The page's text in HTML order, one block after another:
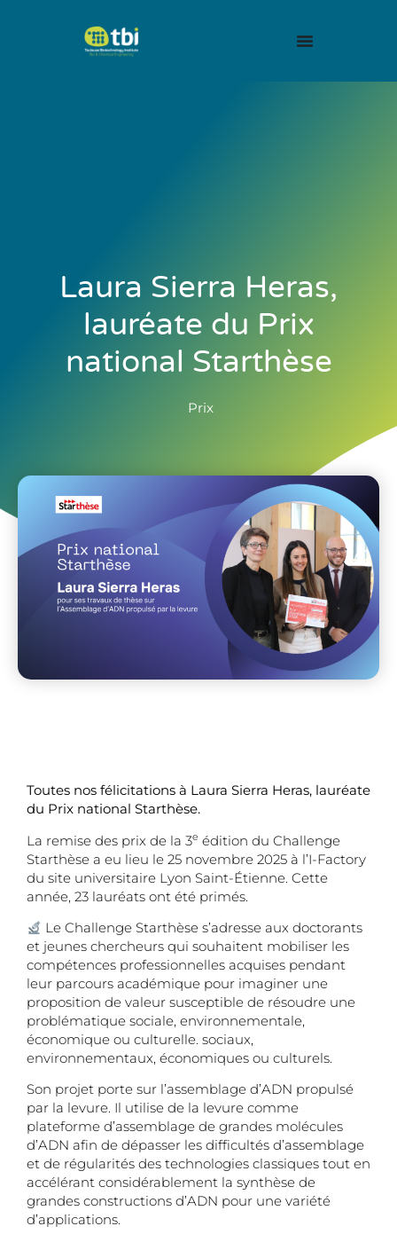
Laura Sierra Heras,
lauréate du Prix
national Starthèse
Prix
Toutes nos félicitations à Laura Sierra Heras, lauréate
du Prix national Starthèse.
La remise des prix de la 3e édition du Challenge
Starthèse a eu lieu le 25 novembre 2025 à l’I-Factory
du site universitaire Lyon Saint-Étienne. Cette
année, 23 lauréats ont été primés.
Le Challenge Starthèse s’adresse aux doctorants
et jeunes chercheurs qui souhaitent mobiliser les
compétences professionnelles acquises pendant
leur parcours académique pour imaginer une
proposition de valeur susceptible de résoudre une
problématique sociale, environnementale,
économique ou culturelle. sociaux,
environnementaux, économiques ou culturels.
Son projet porte sur l’assemblage d’ADN propulsé
par la levure. Il utilise de la levure comme
plateforme d’assemblage de grandes molécules
d’ADN afin de dépasser les difficultés d’assemblage
et de régularités des technologies classiques tout en
accélérant considérablement la synthèse de
grandes constructions d’ADN pour une variété
d’applications.